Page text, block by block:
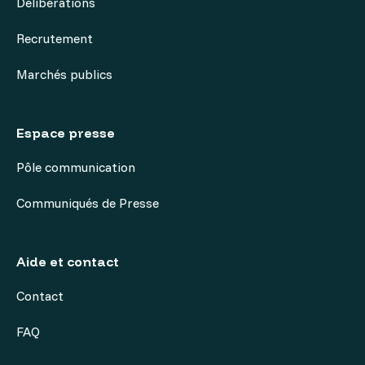
Recrutement
Marchés publics
Espace presse
Pôle communication
Communiqués de Presse
Aide et contact
Contact
FAQ